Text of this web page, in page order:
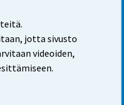
jotta sivusto
videoiden,